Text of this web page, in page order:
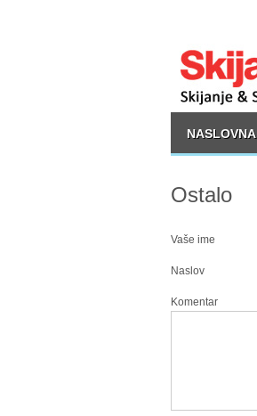
NASLOVNA
Ostalo
Vaše ime
Naslov
Komentar